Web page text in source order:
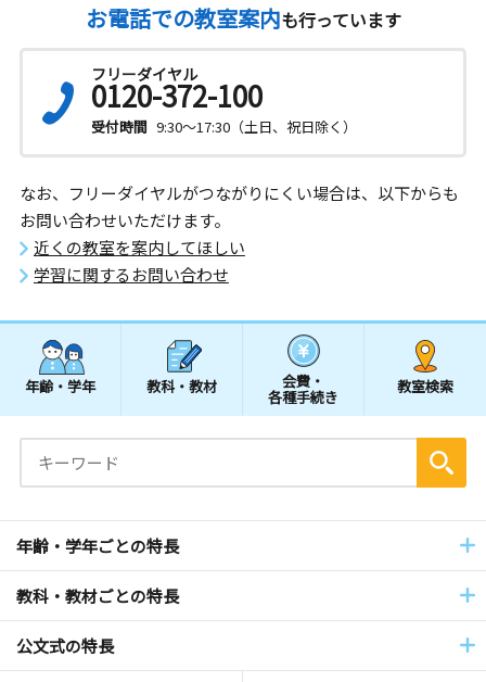
お電話での教室案内も行っています
フリーダイヤル
0120-372-100
受付時間 9:30～17:30（土日、祝日除く）
なお、フリーダイヤルがつながりにくい場合は、以下からも
お問い合わせいただけます。
近くの教室を案内してほしい
学習に関するお問い合わせ
年齢・学年 教科・教材 会費・
各種手続き
教室検索
年齢・学年ごとの特長
教科・教材ごとの特長
公文式の特長